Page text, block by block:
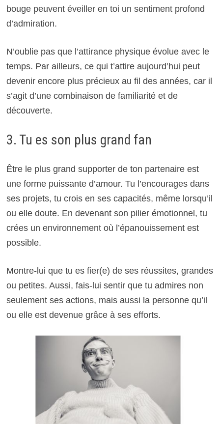
bouge peuvent éveiller en toi un sentiment profond
d’admiration.
N’oublie pas que l’attirance physique évolue avec le
temps. Par ailleurs, ce qui t’attire aujourd’hui peut
devenir encore plus précieux au fil des années, car il
s’agit d’une combinaison de familiarité et de
découverte.
3. Tu es son plus grand fan
Être le plus grand supporter de ton partenaire est
une forme puissante d’amour. Tu l’encourages dans
ses projets, tu crois en ses capacités, même lorsqu’il
ou elle doute. En devenant son pilier émotionnel, tu
crées un environnement où l’épanouissement est
possible.
Montre-lui que tu es fier(e) de ses réussites, grandes
ou petites. Aussi, fais-lui sentir que tu admires non
seulement ses actions, mais aussi la personne qu’il
ou elle est devenue grâce à ses efforts.